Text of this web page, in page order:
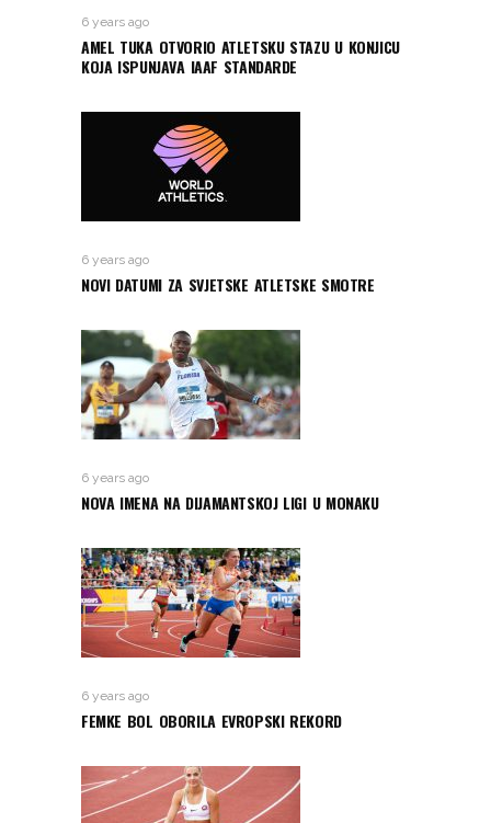
6 years ago
AMEL TUKA OTVORIO ATLETSKU STAZU U KONJICU
KOJA ISPUNJAVA IAAF STANDARDE
6 years ago
NOVI DATUMI ZA SVJETSKE ATLETSKE SMOTRE
6 years ago
NOVA IMENA NA DIJAMANTSKOJ LIGI U MONAKU
6 years ago
FEMKE BOL OBORILA EVROPSKI REKORD